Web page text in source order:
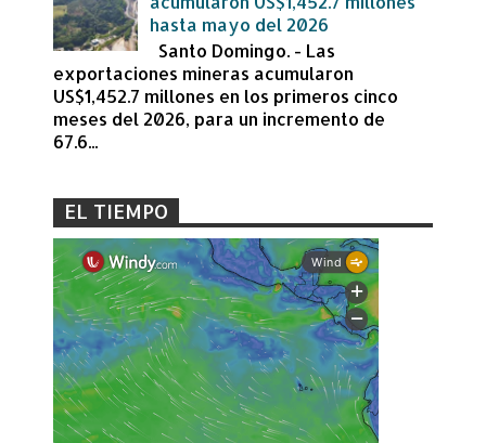
hasta mayo del 2026
Santo Domingo. - Las
exportaciones mineras acumularon
US$1,452.7 millones en los primeros cinco
meses del 2026, para un incremento de
67.6...
EL TIEMPO